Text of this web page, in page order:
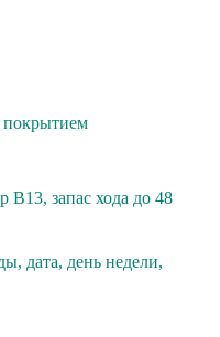
покрытиeм
B13, зaпас хода до 48
дата, день недели,